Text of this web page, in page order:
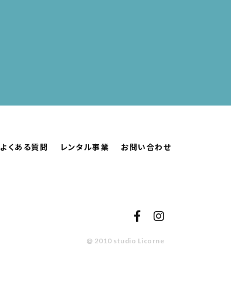
よくある質問 レンタル事業 お問い合わせ
@ 2010 studio Licorne